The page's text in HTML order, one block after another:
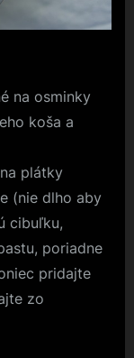
na osminky
koša a
plátky
(nie dlho aby
cibuľku,
poriadne
pridajte
zo